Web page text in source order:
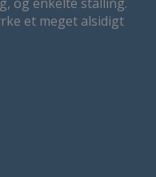
et meget alsidigt